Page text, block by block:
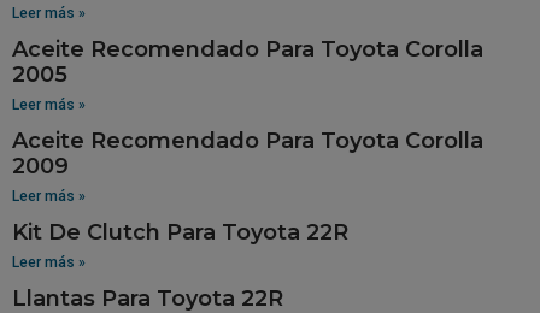
Leer más »
Aceite Recomendado Para Toyota Corolla
2005
Leer más »
Aceite Recomendado Para Toyota Corolla
2009
Leer más »
Kit De Clutch Para Toyota 22R
Leer más »
Llantas Para Toyota 22R